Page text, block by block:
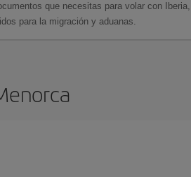
que necesitas para volar con
para la migración y aduanas.